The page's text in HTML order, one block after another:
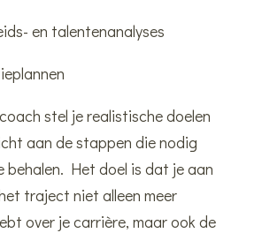
en talentenanalyses
stel je realistische doelen
aan de stappen die nodig
behalen. Het doel is dat je aan
traject niet alleen meer
over je carrière, maar ook de